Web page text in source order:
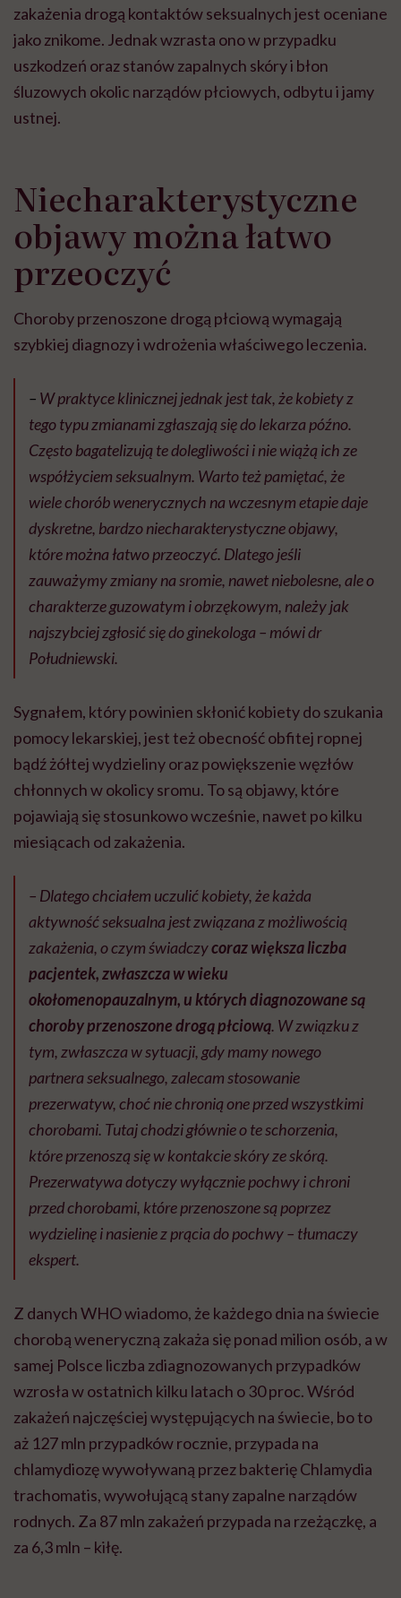
zakażenia drogą kontaktów seksualnych jest oceniane
jako znikome. Jednak wzrasta ono w przypadku
uszkodzeń oraz stanów zapalnych skóry i błon
śluzowych okolic narządów płciowych, odbytu i jamy
ustnej.
Niecharakterystyczne
objawy można łatwo
przeoczyć
Choroby przenoszone drogą płciową wymagają
szybkiej diagnozy i wdrożenia właściwego leczenia.
– W praktyce klinicznej jednak jest tak, że kobiety z
tego typu zmianami zgłaszają się do lekarza późno.
Często bagatelizują te dolegliwości i nie wiążą ich ze
współżyciem seksualnym. Warto też pamiętać, że
wiele chorób wenerycznych na wczesnym etapie daje
dyskretne, bardzo niecharakterystyczne objawy,
które można łatwo przeoczyć. Dlatego jeśli
zauważymy zmiany na sromie, nawet niebolesne, ale o
charakterze guzowatym i obrzękowym, należy jak
najszybciej zgłosić się do ginekologa – mówi dr
Południewski.
Sygnałem, który powinien skłonić kobiety do szukania
pomocy lekarskiej, jest też obecność obfitej ropnej
bądź żółtej wydzieliny oraz powiększenie węzłów
chłonnych w okolicy sromu. To są objawy, które
pojawiają się stosunkowo wcześnie, nawet po kilku
miesiącach od zakażenia.
– Dlatego chciałem uczulić kobiety, że każda
aktywność seksualna jest związana z możliwością
zakażenia, o czym świadczycoraz większa liczba
pacjentek, zwłaszcza w wieku
okołomenopauzalnym, u których diagnozowane są
choroby przenoszone drogą płciową. W związku z
tym, zwłaszcza w sytuacji, gdy mamy nowego
partnera seksualnego, zalecam stosowanie
prezerwatyw, choć nie chronią one przed wszystkimi
chorobami. Tutaj chodzi głównie o te schorzenia,
które przenoszą się w kontakcie skóry ze skórą.
Prezerwatywa dotyczy wyłącznie pochwy i chroni
przed chorobami, które przenoszone są poprzez
wydzielinę i nasienie z prącia do pochwy – tłumaczy
ekspert.
Z danych WHO wiadomo, że każdego dnia na świecie
chorobą weneryczną zakaża się ponad milion osób, a w
samej Polsce liczba zdiagnozowanych przypadków
wzrosła w ostatnich kilku latach o 30 proc. Wśród
zakażeń najczęściej występujących na świecie, bo to
aż 127 mln przypadków rocznie, przypada na
chlamydiozę wywoływaną przez bakterię Chlamydia
trachomatis, wywołującą stany zapalne narządów
rodnych. Za 87 mln zakażeń przypada na rzeżączkę, a
za 6,3 mln – kiłę.